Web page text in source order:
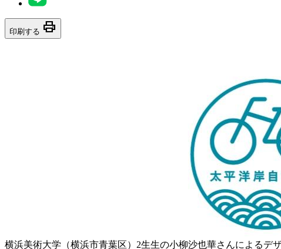
印刷する print
横浜美術大学（横浜市青葉区）2生生の小柳沙也華さんによる